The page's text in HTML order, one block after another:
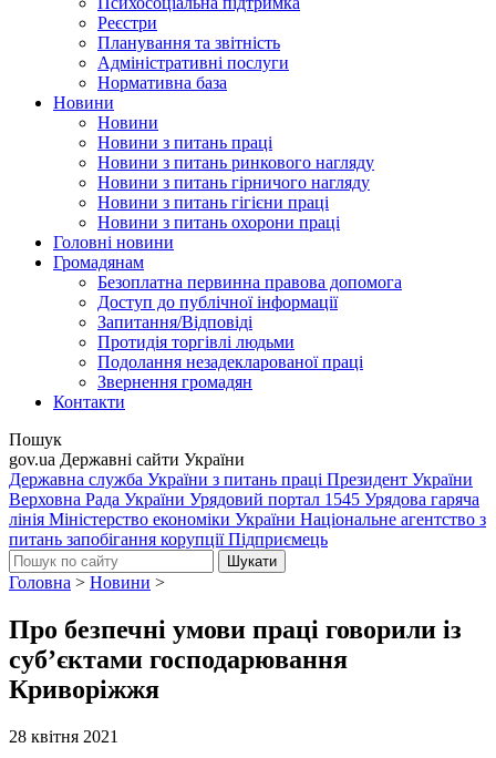
Реєстри
Планування та звітність
Адміністративні послуги
Нормативна база
Новини
Новини
Новини з питань праці
Новини з питань ринкового нагляду
Новини з питань гірничого нагляду
Новини з питань гігієни праці
Новини з питань охорони праці
Головні новини
Громадянам
Безоплатна первинна правова допомога
Доступ до публічної інформації
Запитання/Відповіді
Протидія торгівлі людьми
Подолання незадекларованої праці
Звернення громадян
Контакти
Пошук
gov.ua Державні сайти України
Державна служба України з питань праці Президент України
Верховна Рада України Урядовий портал 1545 Урядова гаряча
лінія Міністерство економіки України Національне агентство з
питань запобігання корупціїПідприємець
Головна > Новини >
Про безпечні умови праці говорили із
суб’єктами господарювання
Криворіжжя
28 квітня 2021